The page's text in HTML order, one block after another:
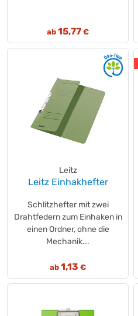
ab 15,77 €
Leitz
Leitz Einhakhefter
Schlitzhefter mit zwei
Drahtfedern zum Einhaken in
einen Ordner, ohne die
Mechanik...
ab 1,13 €